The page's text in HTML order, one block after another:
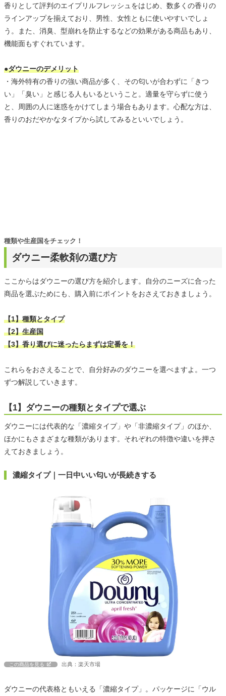
香りとして評判のエイプリルフレッシュをはじめ、数多くの香りの
ラインアップを揃えており、男性、女性ともに使いやすいでしょ
う。また、消臭、型崩れを防止するなどの効果がある商品もあり、
機能面もすぐれています。
●ダウニーのデメリット
・海外特有の香りの強い商品が多く、その匂いが合わずに「きつ
い」「臭い」と感じる人もいるということ。適量を守らずに使う
と、周囲の人に迷惑をかけてしまう場合もあります。心配な方は、
香りのおだやかなタイプから試してみるといいでしょう。
ダウニー柔軟剤の選び方
種類や生産国をチェック！
ここからはダウニーの選び方を紹介します。自分のニーズに合った
商品を選ぶためにも、購入前にポイントをおさえておきましょう。
【1】種類とタイプ
【2】生産国
【3】香り選びに迷ったらまずは定番を！
これらをおさえることで、自分好みのダウニーを選べますよ。一つ
ずつ解説していきます。
【1】ダウニーの種類とタイプで選ぶ
ダウニーには代表的な「濃縮タイプ」や「非濃縮タイプ」のほか、
ほかにもさまざまな種類があります。それぞれの特徴や違いを押さ
えておきましょう。
濃縮タイプ｜一日中いい匂いが長続きする
この商品を見る 出典：楽天市場
ダウニーの代表格ともいえる「濃縮タイプ」。パッケージに「ウル